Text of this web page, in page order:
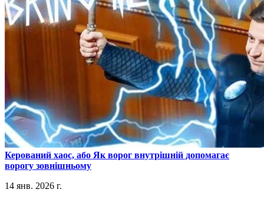
​Керований хаос, або Як ворог внутрішній допомагає
ворогу зовнішньому
14 янв. 2026 г.